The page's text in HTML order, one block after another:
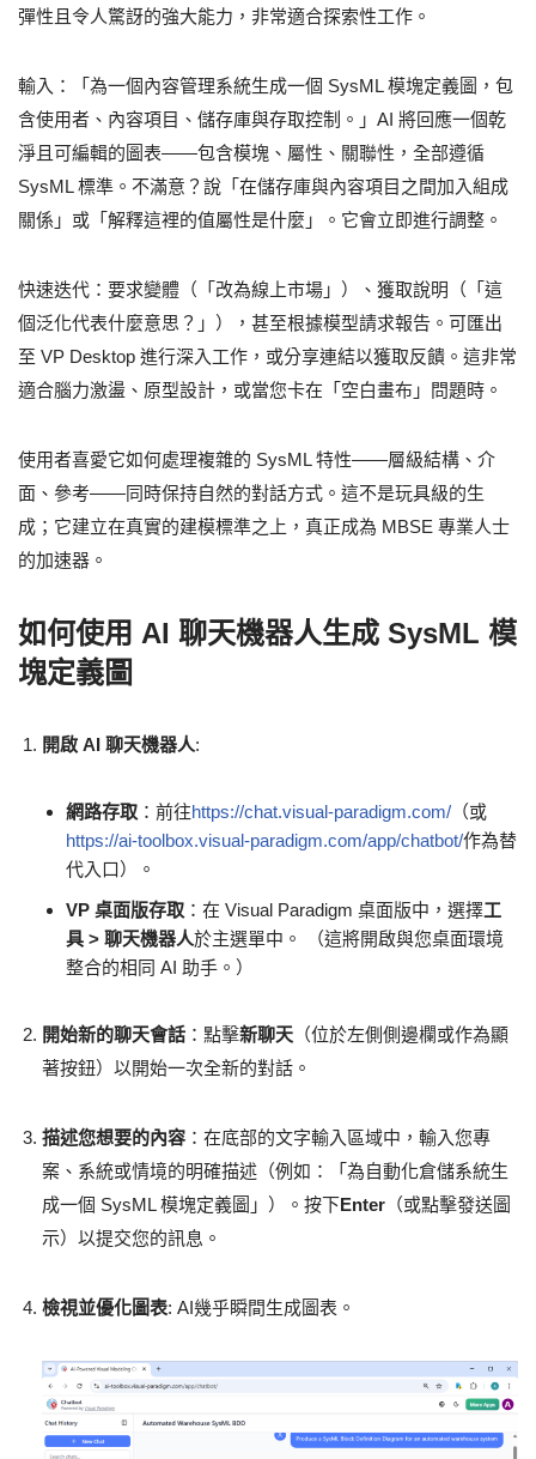
彈性且令人驚訝的強大能力，非常適合探索性工作。
輸入：「為一個內容管理系統生成一個 SysML 模塊定義圖，包
含使用者、內容項目、儲存庫與存取控制。」AI 將回應一個乾
淨且可編輯的圖表——包含模塊、屬性、關聯性，全部遵循
SysML 標準。不滿意？說「在儲存庫與內容項目之間加入組成
關係」或「解釋這裡的值屬性是什麼」。它會立即進行調整。
快速迭代：要求變體（「改為線上市場」）、獲取說明（「這
個泛化代表什麼意思？」），甚至根據模型請求報告。可匯出
至 VP Desktop 進行深入工作，或分享連結以獲取反饋。這非常
適合腦力激盪、原型設計，或當您卡在「空白畫布」問題時。
使用者喜愛它如何處理複雜的 SysML 特性——層級結構、介
面、參考——同時保持自然的對話方式。這不是玩具級的生
成；它建立在真實的建模標準之上，真正成為 MBSE 專業人士
的加速器。
如何使用 AI 聊天機器人生成 SysML 模
塊定義圖
開啟 AI 聊天機器人:
網路存取 ：前往https://chat.visual-paradigm.com/ （或
https://ai-toolbox.visual-paradigm.com/app/chatbot/作為替
代入口）。
VP 桌面版存取 ：在 Visual Paradigm 桌面版中，選擇工
具 > 聊天機器人於主選單中。 （這將開啟與您桌面環境
整合的相同 AI 助手。）
開始新的聊天會話 ：點擊新聊天 （位於左側側邊欄或作為顯
著按鈕）以開始一次全新的對話。
描述您想要的內容 ：在底部的文字輸入區域中，輸入您專
案、系統或情境的明確描述（例如：「為自動化倉儲系統生
成一個 SysML 模塊定義圖」）。按下Enter （或點擊發送圖
示）以提交您的訊息。
檢視並優化圖表: AI幾乎瞬間生成圖表。